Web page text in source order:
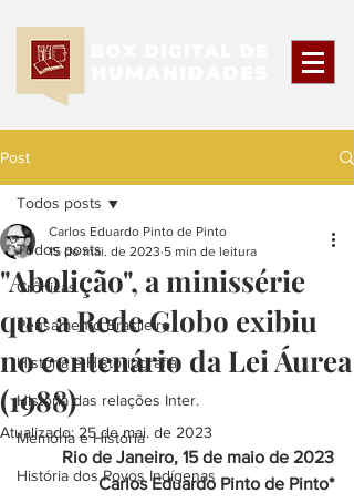
Post
Todos posts
Crônicas
Pensamento Brasileiro
História e Historiografia
História das relações Inter.
Memória e História
História dos Povos Indígenas
Todos posts
"Abolição", a minissérie
que a Rede Globo exibiu
no centenário da Lei Áurea
(1988)
Carlos Eduardo Pinto de Pinto
15 de mai. de 2023 5 min de leitura
Atualizado: 25 de mai. de 2023
Rio de Janeiro, 15 de maio de 2023
Carlos Eduardo Pinto de Pinto*